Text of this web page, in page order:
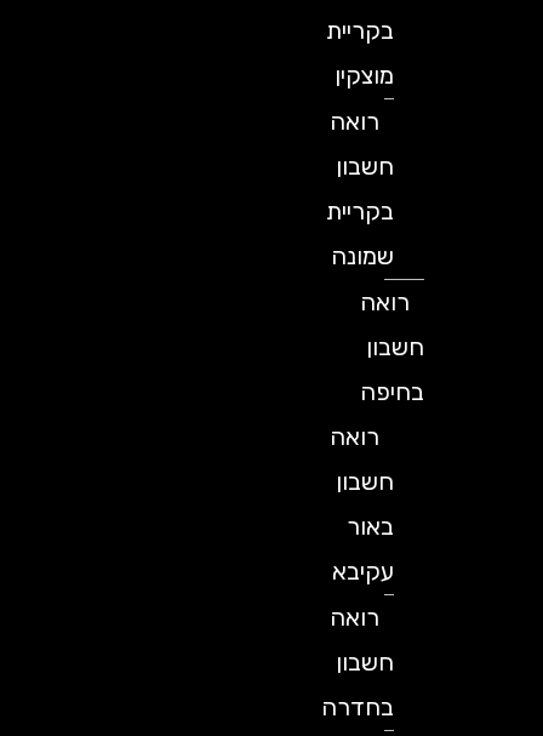
בקריית
מוצקין
רואה
חשבון
בקריית
שמונה
רואה
חשבון
בחיפה
רואה
חשבון
באור
עקיבא
רואה
חשבון
בחדרה